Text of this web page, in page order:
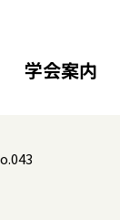
学会案内